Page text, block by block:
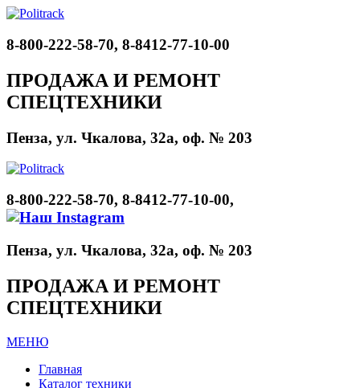
8-800-222-58-70, 8-8412-77-10-00
ПРОДАЖА И РЕМОНТ
СПЕЦТЕХНИКИ
Пенза, ул. Чкалова, 32а, оф. № 203
8-800-222-58-70, 8-8412-77-10-00,
Пенза, ул. Чкалова, 32а, оф. № 203
ПРОДАЖА И РЕМОНТ
СПЕЦТЕХНИКИ
МЕНЮ
Главная
Каталог техники